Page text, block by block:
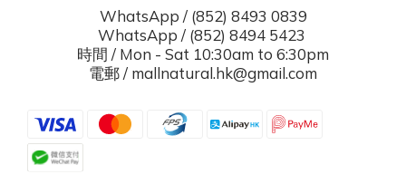
WhatsApp / (852) 8493 0839
WhatsApp / (852) 8494 5423
時間 / Mon - Sat 10:30am to 6:30pm
電郵 / mallnatural.hk@gmail.com